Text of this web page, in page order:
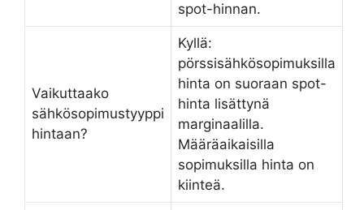
spot-hinnan.
Vaikuttaako
sähkösopimustyyppi
hintaan?
Kyllä:
pörssisähkösopimuksilla
hinta on suoraan spot-
hinta lisättynä
marginaalilla.
Määräaikaisilla
sopimuksilla hinta on
kiinteä.